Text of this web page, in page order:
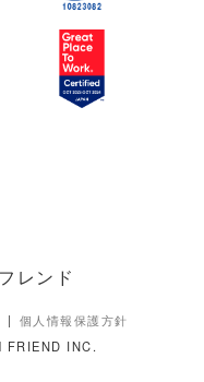
レンド
個人情報保護方針
FRIEND INC.